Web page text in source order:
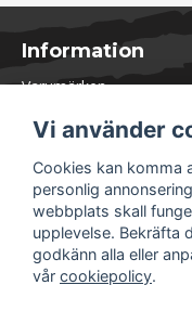
Information
Varumärken
Kontakta oss
Öppettider Lager
Om Soliduct
Soliduct & Ventilation.se
Informationssidor
Returer
Villkor & Policy
Vi använder
Cookies kan komma
personlig
webbplats skall
upplevelse. Bekräfta
godkänn alla eller
vår cookiepolicy.